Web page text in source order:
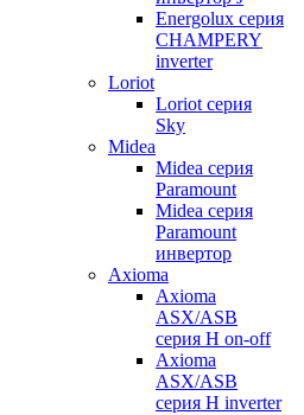
Energolux серия
CHAMPERY
inverter
Loriot
Loriot серия
Sky
Midea
Midea серия
Paramount
Midea серия
Paramount
инвертор
Axioma
Axioma
ASX/ASB
серия Н on-off
Axioma
ASX/ASB
серия Н inverter